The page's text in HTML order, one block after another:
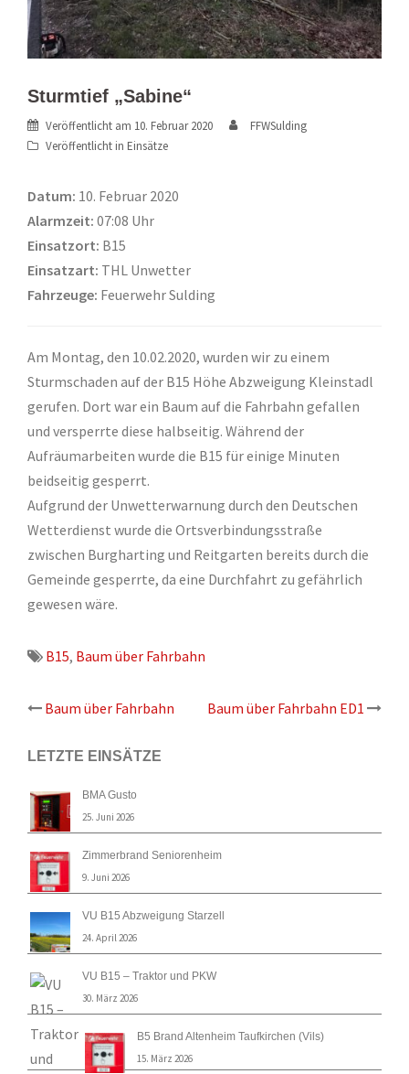
Sturmtief „Sabine“
Veröffentlicht am 10. Februar 2020
FFWSulding
Veröffentlicht in Einsätze
Datum: 10. Februar 2020
Alarmzeit: 07:08 Uhr
Einsatzort: B15
Einsatzart: THL Unwetter
Fahrzeuge: Feuerwehr Sulding
Am Montag, den 10.02.2020, wurden wir zu einem
Sturmschaden auf der B15 Höhe Abzweigung Kleinstadl
gerufen. Dort war ein Baum auf die Fahrbahn gefallen
und versperrte diese halbseitig. Während der
Aufräumarbeiten wurde die B15 für einige Minuten
beidseitig gesperrt.
Aufgrund der Unwetterwarnung durch den Deutschen
Wetterdienst wurde die Ortsverbindungsstraße
zwischen Burgharting und Reitgarten bereits durch die
Gemeinde gesperrte, da eine Durchfahrt zu gefährlich
gewesen wäre.
B15, Baum über Fahrbahn
Beitrags-
Navigation
Baum über Fahrbahn Baum über Fahrbahn ED1
LETZTE EINSÄTZE
BMA Gusto
25. Juni 2026
Zimmerbrand Seniorenheim
9. Juni 2026
VU B15 Abzweigung Starzell
24. April 2026
VU B15 – Traktor und PKW
30. März 2026
B5 Brand Altenheim Taufkirchen (Vils)
15. März 2026